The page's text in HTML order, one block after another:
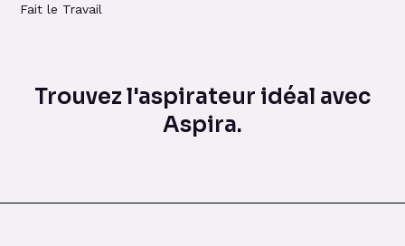
Fait le Travail
Trouvez l'aspirateur idéal avec
Aspira.